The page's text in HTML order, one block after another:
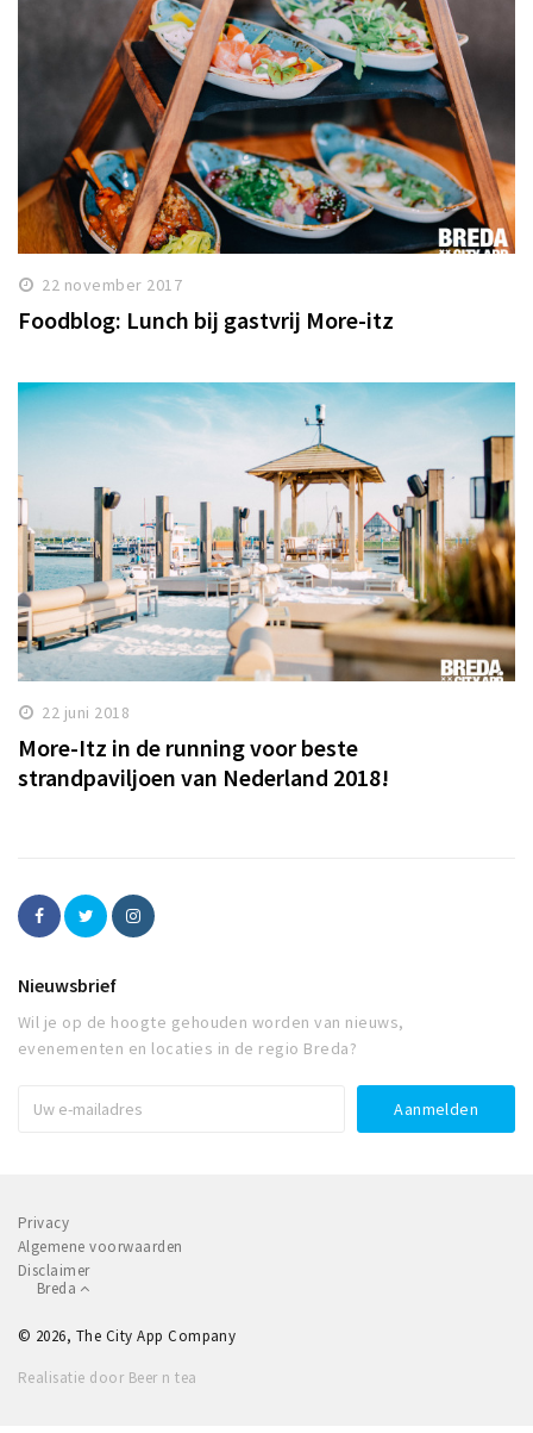
22 november 2017
Foodblog: Lunch bij gastvrij More-itz
22 juni 2018
More-Itz in de running voor beste
strandpaviljoen van Nederland 2018!
Nieuwsbrief
Wil je op de hoogte gehouden worden van nieuws,
evenementen en locaties in de regio Breda?
Privacy
Algemene voorwaarden
Disclaimer
Breda
© 2026, The City App Company
Realisatie door Beer n tea